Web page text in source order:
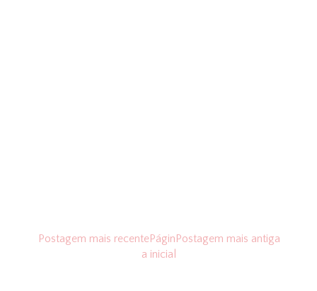
Postagem mais recente Postagem mais antiga
Págin
a inicial